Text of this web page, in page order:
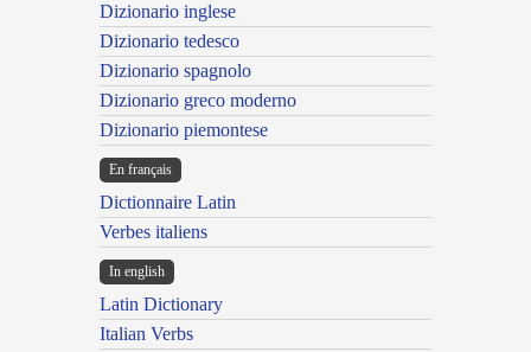
Dizionario inglese
Dizionario tedesco
Dizionario spagnolo
Dizionario greco moderno
Dizionario piemontese
En français
Dictionnaire Latin
Verbes italiens
In english
Latin Dictionary
Italian Verbs